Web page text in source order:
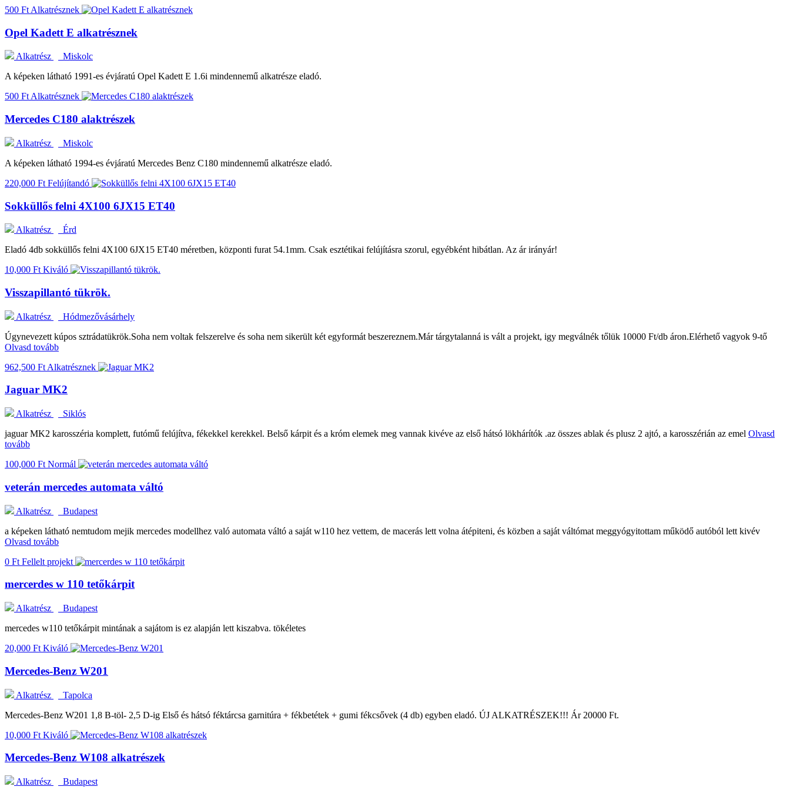
500 Ft Alkatrésznek
Opel Kadett E alkatrésznek
Alkatrész
Miskolc
A képeken látható 1991-es évjáratú Opel Kadett E 1.6i mindennemű alkatrésze eladó.
500 FtAlkatrésznek
Mercedes C180 alaktrészek
Alkatrész
Miskolc
A képeken látható 1994-es évjáratú Mercedes Benz C180 mindennemű alkatrésze eladó.
220,000 Ft Felújítandó
Sokküllős felni 4X100 6JX15 ET40
Alkatrész
Érd
Eladó 4db sokküllős felni 4X100 6JX15 ET40 méretben, központi furat 54.1mm. Csak esztétikai felújításra szorul, egyébként hibátlan. Az ár irányár!
10,000 Ft Kiváló
Visszapillantó tükrök.
Alkatrész
Hódmezővásárhely
Úgynevezett kúpos sztrádatükrök.Soha nem voltak felszerelve és soha nem sikerült két egyformát beszereznem.Már tárgytalanná is vált a projekt, igy megválnék tőlük 10000 Ft/db áron.Elérhető vagyok 9-tő
Olvasd tovább
962,500 Ft Alkatrésznek
Jaguar MK2
Alkatrész
Siklós
jaguar MK2 karosszéria komplett, futómű felújítva, fékekkel kerekkel. Belső kárpit és a króm elemek meg vannak kivéve az első hátsó lökhárítók .az összes ablak és plusz 2 ajtó, a karosszérián az emel Olvasd
tovább
100,000 Ft Normál
veterán mercedes automata váltó
Alkatrész
Budapest
a képeken látható nemtudom mejik mercedes modellhez való automata váltó a saját w110 hez vettem, de macerás lett volna átépiteni, és közben a saját váltómat meggyógyitottam működő autóból lett kivév
Olvasd tovább
0 Ft Fellelt projekt
mercerdes w 110 tetőkárpit
Alkatrész
Budapest
mercedes w110 tetőkárpit mintának a sajátom is ez alapján lett kiszabva. tökéletes
20,000 Ft Kiváló
Mercedes-Benz W201
Alkatrész
Tapolca
Mercedes-Benz W201 1,8 B-töl- 2,5 D-ig Első és hátsó féktárcsa garnitúra + fékbetétek + gumi fékcsővek (4 db) egyben eladó. ÚJ ALKATRÉSZEK!!! Ár 20000 Ft.
10,000 Ft Kiváló
Mercedes-Benz W108 alkatrészek
Alkatrész Budapest